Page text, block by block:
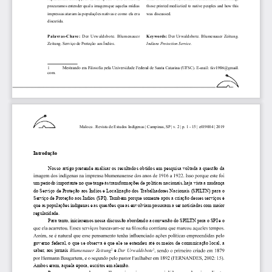
com.
procuramos entender qual a imagem que aquelas mídias
impressas ataram às populações nativas e como ela era
discutida.
Palavras-Chave: Der Urwaldsbote. Blumenauer
Zeitung. Serviço de Proteção aos Índios.
those printed media tied to native peoples and how this
was discussed.
Keywords: Der Urwaldsbote. Blumenauer Zeitung.
Indians Protection Service
Maloca . Revista de Estudos Indígenas | Campinas, SP | v. 2 | p. 1 - 15 | e019004 | 2019
Introdução
Nosso artigo pretende analisar os resultados obtidos em pesquisa voltada à questão da
um período importante no que tange às transformações de políticas nacionais, haja vista a mudança
do Serviço de Proteção aos Índios e Localização dos Trabalhadores Nacionais (SPILTN) para o
Serviço de Proteção aos Índios (SPI). Também porque somente após a criação desses serviços é
que as populações indígenas e as questões que as envolviam passaram a ser noticiadas com maior
regularidade.
Para tanto, iniciaremos nossa discussão abordando a conversão do SPILTN para o SPI e o
governo federal, o que se observa é que ele se estendeu até os meios de comunicação local, a
saber, aos jornais Blumenauer Zeitung e Der Urwaldsbote
Ambos eram, àquela época, escritos em alemão.